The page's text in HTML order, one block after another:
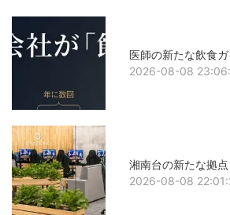
医師の新たな飲食ガ
2026-08-08
湘南台の新たな拠点
2026-08-08